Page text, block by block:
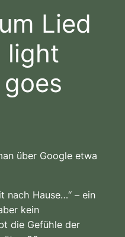
Lied
light
über Google etwa
nach Hause…“ – ein
kein
die Gefühle der